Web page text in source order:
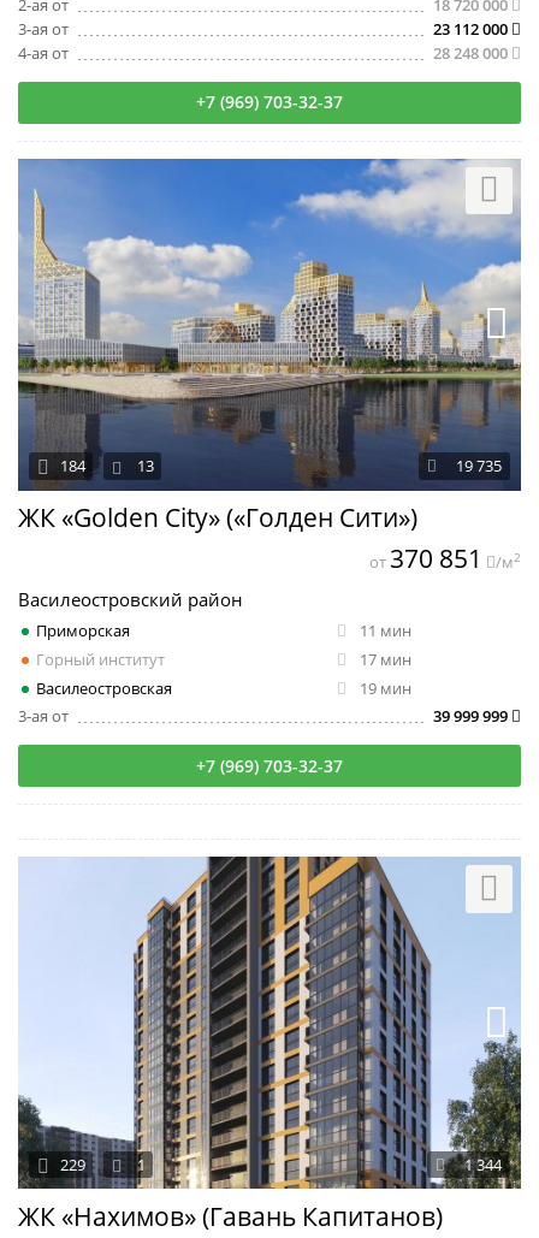
2-ая от
18 720 000
3-ая от
23 112 000
4-ая от
28 248 000
+7 (969) 703-32-37
ЖК «Golden City» («Голден Сити»)
19 735
184 13
Василеостровский район
Приморская
11 мин
Горный институт
17 мин
Василеостровская
19 мин
3-ая от
39 999 999
от 370 851 /м2
+7 (969) 703-32-37
ЖК «Нахимов» (Гавань Капитанов)
1 344
229 1